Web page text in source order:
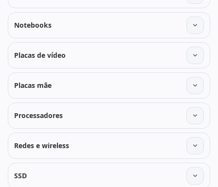
Notebooks
Placas de vídeo
Placas mãe
Processadores
Redes e wireless
SSD